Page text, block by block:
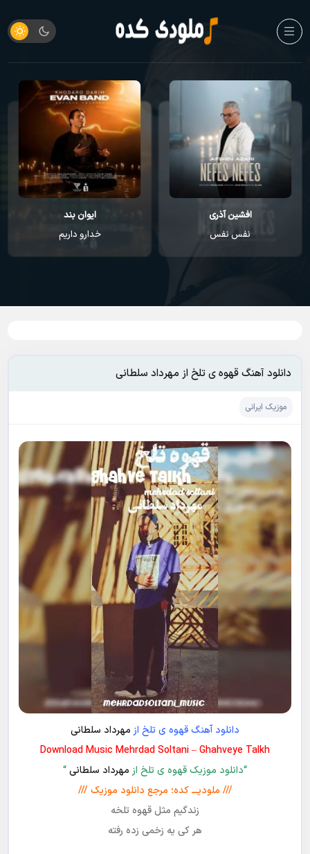
افشین آذری
نفس نفس
ایوان بند
خدارو داریم
دانلود آهنگ قهوه ی تلخ از مهرداد سلطانی
موزیک ایرانی
دانلود آهنگ قهوه ی تلخ از مهرداد سلطانی
Download Music Mehrdad Soltani – Ghahveye Talkh
“دانلود موزیک قهوه ی تلخ از مهرداد سلطانی“
/// ملودیـــ کده؛ مرجع دانلود موزیک ///
زندگیم مثل قهوه تلخه
هر کی یه زخمی زده رفته